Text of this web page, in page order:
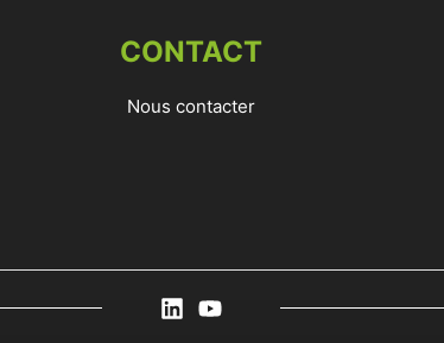
CONTACT
Nous contacter